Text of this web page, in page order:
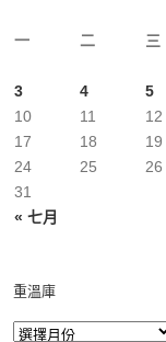
一
二 三
« 七月
3
4 5
10
11 12
17
18 19
24
25 26
31
重溫庫